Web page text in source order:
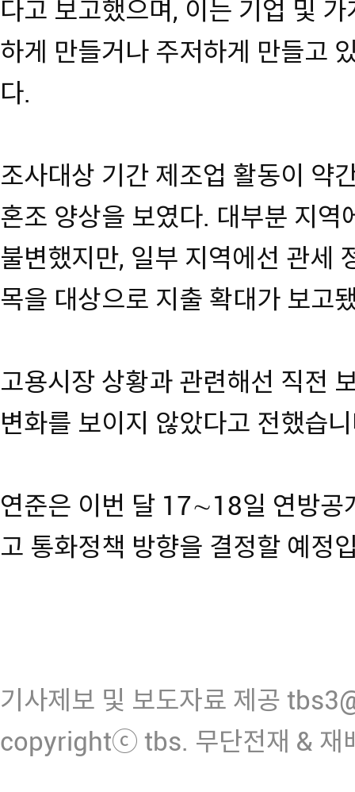
다고 보고했으며, 이는 기업 및
하게 만들거나 주저하게 만들고
다.
조사대상 기간 제조업 활동이 약
혼조 양상을 보였다. 대부분 지역
불변했지만, 일부 지역에선 관세
목을 대상으로 지출 확대가 보고
고용시장 상황과 관련해선 직전
변화를 보이지 않았다고 전했습
연준은 이번 달 17∼18일 연방공
고 통화정책 방향을 결정할 예정
기사제보 및 보도자료 제공
copyrightⓒ tbs. 무단전재 & 재